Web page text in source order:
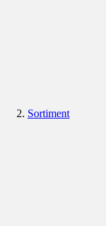
Sortiment